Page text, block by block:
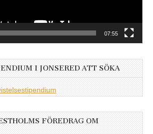
07:55
I JONSERED ATT SÖKA
FÖREDRAG OM